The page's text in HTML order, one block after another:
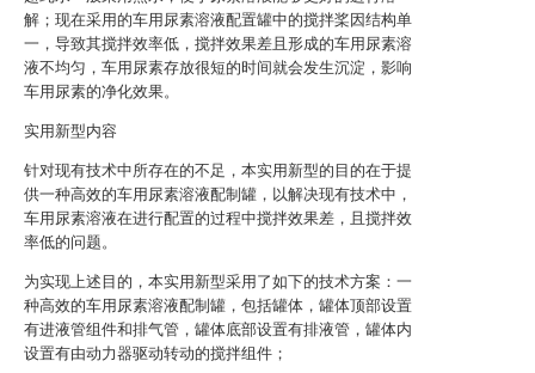
解；现在采用的车用尿素溶液配置罐中的搅拌桨因结构单
一，导致其搅拌效率低，搅拌效果差且形成的车用尿素溶
液不均匀，车用尿素存放很短的时间就会发生沉淀，影响
车用尿素的净化效果。
实用新型内容
针对现有技术中所存在的不足，本实用新型的目的在于提
供一种高效的车用尿素溶液配制罐，以解决现有技术中，
车用尿素溶液在进行配置的过程中搅拌效果差，且搅拌效
率低的问题。
为实现上述目的，本实用新型采用了如下的技术方案：一
种高效的车用尿素溶液配制罐，包括罐体，罐体顶部设置
有进液管组件和排气管，罐体底部设置有排液管，罐体内
设置有由动力器驱动转动的搅拌组件；